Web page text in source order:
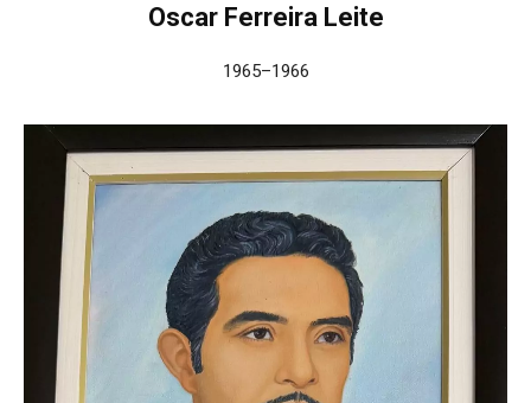
Oscar Ferreira Leite
1965–1966